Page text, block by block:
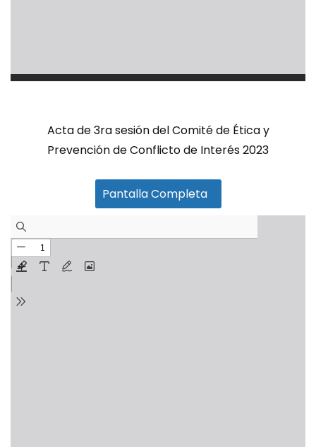
Acta de 3ra sesión del Comité de Ética y
Prevención de Conflicto de Interés 2023
Pantalla Completa